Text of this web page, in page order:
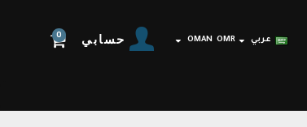
عربي OMR
OMAN حسابي 0